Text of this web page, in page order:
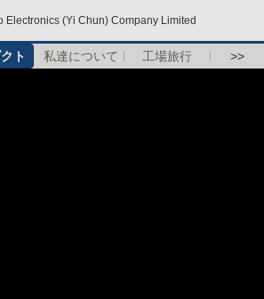
Electronics (Yi Chun) Company Limited
ト 私達について 工場旅行 >>